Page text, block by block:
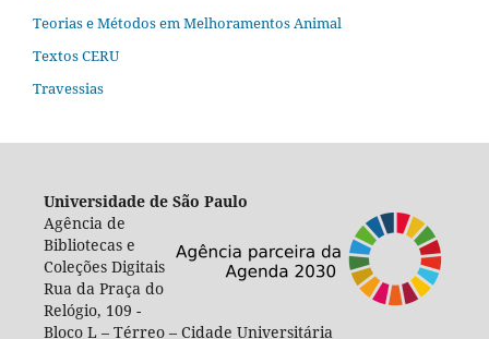
Teorias e Métodos em Melhoramentos Animal
Textos CERU
Travessias
Universidade de São Paulo
Agência de
Bibliotecas e
Coleções Digitais
Rua da Praça do
Relógio, 109 -
Bloco L – Térreo – Cidade Universitária